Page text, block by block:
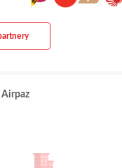
Airpaz